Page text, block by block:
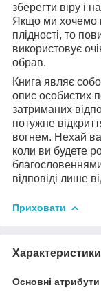
зберегти віру і
Якщо ми хочемо
плідності, то
використовує
обрав.
Книга являє
опис особистих
затриманих
потужне
вогнем. Нехай
коли ви будете
відповіді лише
Приховати
Характеристики
Основні атрибути